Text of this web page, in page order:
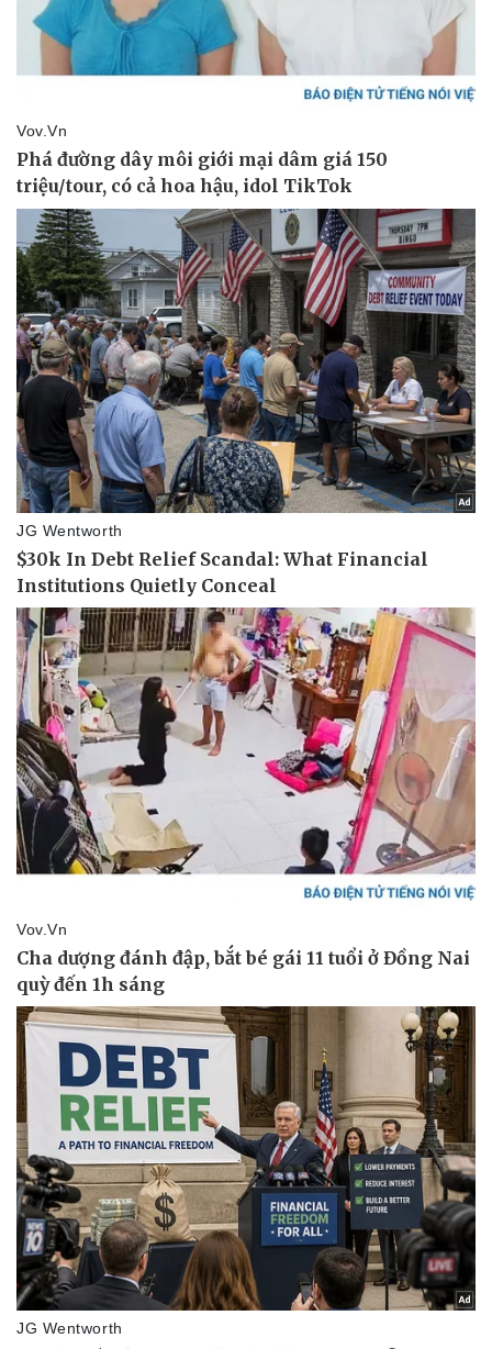
Thông tin doanh nghiệp
Doanh nghiệp 24h
Doanh nhân
Vì cộng đồng
Công nghệ
Tin Công nghệ
Trải nghiệm